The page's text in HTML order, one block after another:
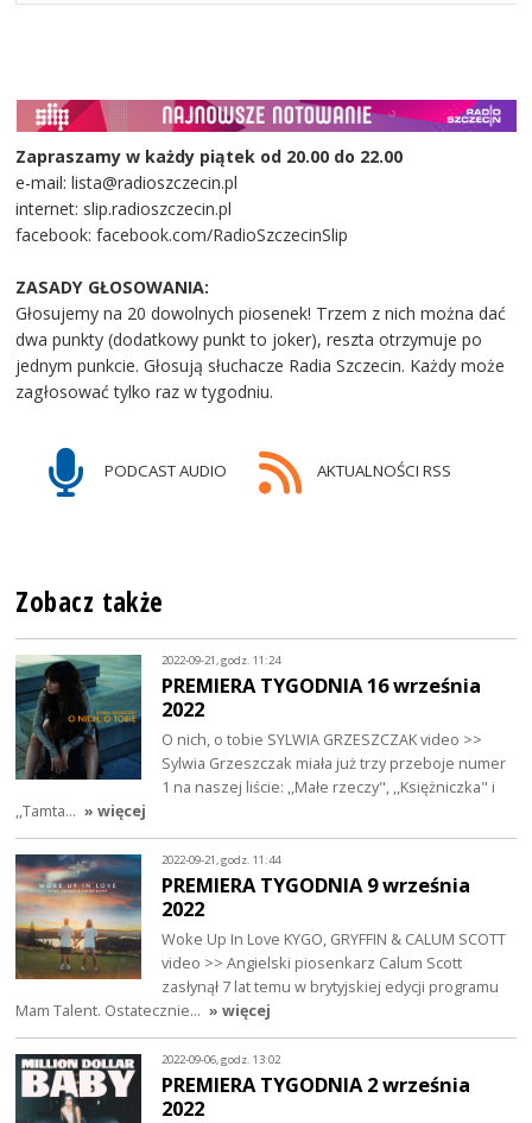
Zapraszamy w każdy piątek od 20.00 do 22.00
e-mail: lista@radioszczecin.pl
internet: slip.radioszczecin.pl
facebook: facebook.com/RadioSzczecinSlip
ZASADY GŁOSOWANIA:
Głosujemy na 20 dowolnych piosenek! Trzem z nich można dać
dwa punkty (dodatkowy punkt to joker), reszta otrzymuje po
jednym punkcie. Głosują słuchacze Radia Szczecin. Każdy może
zagłosować tylko raz w tygodniu.
PODCAST AUDIO AKTUALNOŚCI RSS
Zobacz także
2022-09-21, godz. 11:24
PREMIERA TYGODNIA 16 września
2022
O nich, o tobie SYLWIA GRZESZCZAK video >>
Sylwia Grzeszczak miała już trzy przeboje numer
1 na naszej liście: ,,Małe rzeczy", ,,Księżniczka" i
,,Tamta… » więcej
2022-09-21, godz. 11:44
PREMIERA TYGODNIA 9 września
2022
Woke Up In Love KYGO, GRYFFIN & CALUM SCOTT
video >> Angielski piosenkarz Calum Scott
zasłynął 7 lat temu w brytyjskiej edycji programu
Mam Talent. Ostatecznie… » więcej
2022-09-06, godz. 13:02
PREMIERA TYGODNIA 2 września
2022